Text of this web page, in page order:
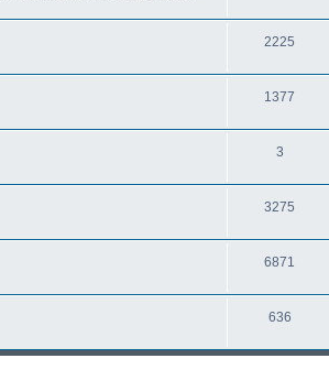
2225
1377
3
3275
6871
636